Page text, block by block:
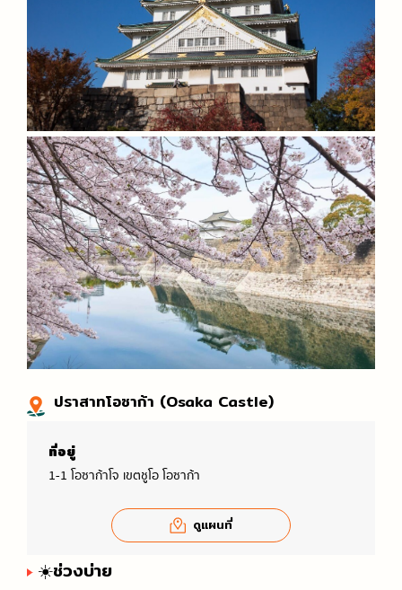
ปราสาทโอซาก้า (Osaka Castle)
ที่อยู่
1-1 โอซาก้าโจ เขตชูโอ โอซาก้า
ดูแผนที่
☀️ช่วงบ่าย